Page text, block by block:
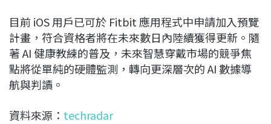
目前 iOS 用戶已可於 Fitbit 應用程式中申請加入預覽
計畫，符合資格者將在未來數日內陸續獲得更新。隨
著 AI 健康教練的普及，未來智慧穿戴市場的競爭焦
點將從單純的硬體監測，轉向更深層次的 AI 數據導
航與判讀。
資料來源： techradar